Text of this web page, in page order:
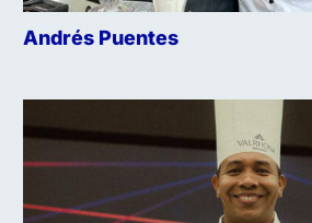
Andrés Puentes